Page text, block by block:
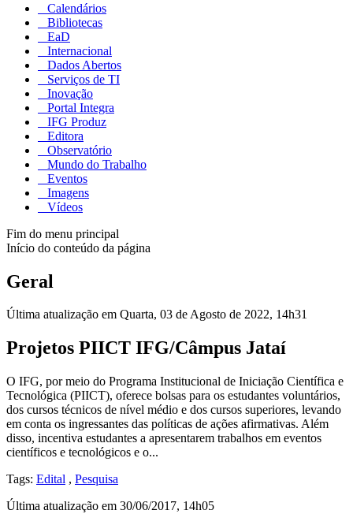
Calendários
Bibliotecas
EaD
Internacional
Dados Abertos
Serviços de TI
Inovação
Portal Integra
IFG Produz
Editora
Observatório
Mundo do Trabalho
Eventos
Imagens
Vídeos
Fim do menu principal
Início do conteúdo da página
Geral
Última atualização em Quarta, 03 de Agosto de 2022, 14h31
Projetos PIICT IFG/Câmpus Jataí
O IFG, por meio do Programa Institucional de Iniciação Científica e
Tecnológica (PIICT), oferece bolsas para os estudantes voluntários,
dos cursos técnicos de nível médio e dos cursos superiores, levando
em conta os ingressantes das políticas de ações afirmativas. Além
disso, incentiva estudantes a apresentarem trabalhos em eventos
científicos e tecnológicos e o...
Tags: Edital , Pesquisa
Última atualização em 30/06/2017, 14h05